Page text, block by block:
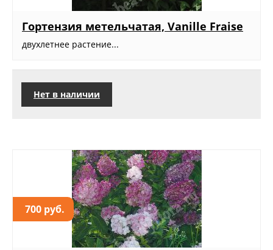
Гортензия метельчатая, Vanille Fraise
двухлетнее растение...
Нет в наличии
700 руб.